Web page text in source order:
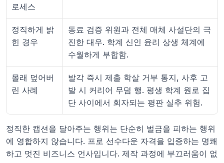
로세스
정직하게 밝
힌 경우
동료 검증 위원과 전체 매체 사설단의 극
진한 대우. 학계 신인 윤리 상생 체계에
수월하게 부합함.
몰래 덮어버
린 사례
발각 즉시 제출 학살 거부 통지, 사후 고
발 시 커리어 무덤 행. 평생 학계 원로 집
단 사이에서 회자되는 평판 실추 위험.
정직한 캡션을 달아주는 행위는 단순히 벌금을 피하는 행위
에 영합하지 않습니다. 프로 선수다운 자격을 입증하는 명쾌
하고 멋진 비즈니스 언사입니다. 제작 과정에 부끄러움이 없